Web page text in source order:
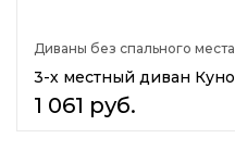
Подлокотники
Твёрдые
Материал обивки
Диваны без спального места
3-х местный диван Куно
1 061 руб.